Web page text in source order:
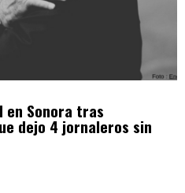
en Sonora tras
dejo 4 jornaleros sin